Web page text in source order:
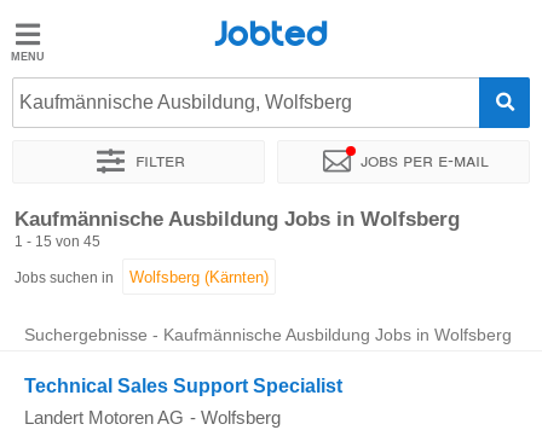
Jobted
Jobs
Jobted
Kaufmännische Ausbildung, Wolfsberg
Filter Jobs per e-mail
Sortieren nach Genauer Standort Unternehmen
Kaufmännische Ausbildung Jobs in Wolfsberg
1 - 15 von 45
Jobs suchen in
Suchergebnisse - Kaufmännische Ausbildung Jobs in Wolfsberg
Technical Sales Support Specialist
Landert Motoren AG - Wolfsberg